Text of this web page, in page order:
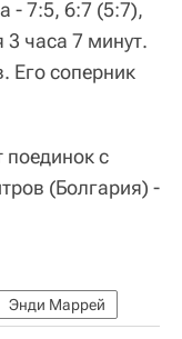
- 7:5, 6:7 (5:7),
часа 7 минут.
Его соперник
поединок с
(Болгария) -
Энди Маррей